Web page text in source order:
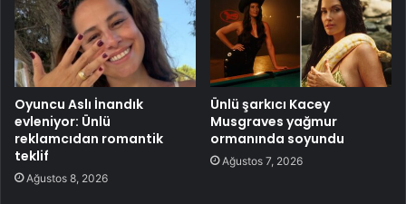
Oyuncu Aslı İnandık
evleniyor: Ünlü
reklamcıdan romantik
teklif
Ağustos 8, 2026
Ünlü şarkıcı Kacey
Musgraves yağmur
ormanında soyundu
Ağustos 7, 2026